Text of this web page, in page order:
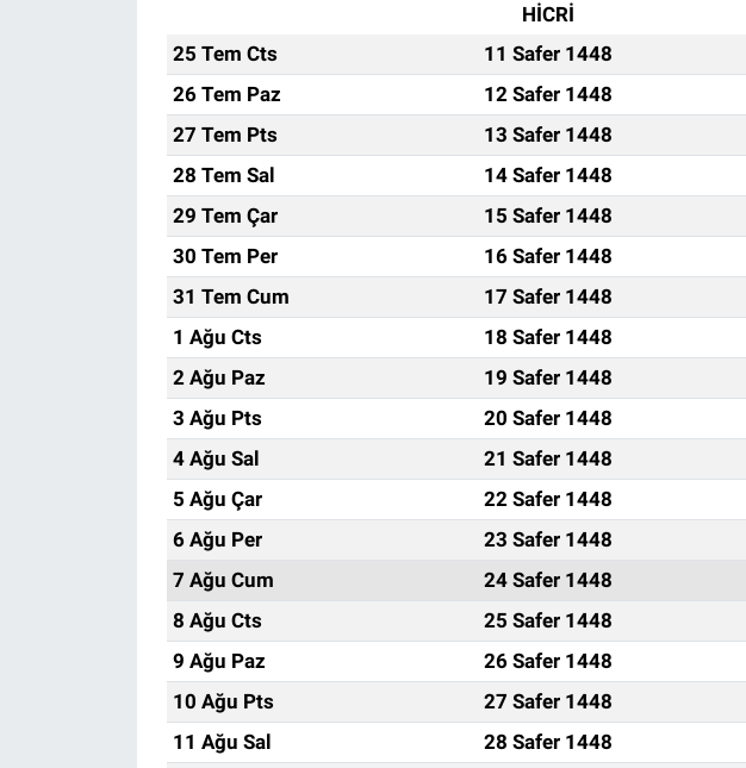
HİCRİ
25 Tem Cts
11 Safer 1448
26 Tem Paz
12 Safer 1448
27 Tem Pts
13 Safer 1448
28 Tem Sal
14 Safer 1448
29 Tem Çar
15 Safer 1448
30 Tem Per
16 Safer 1448
31 Tem Cum
17 Safer 1448
1 Ağu Cts
18 Safer 1448
2 Ağu Paz
19 Safer 1448
3 Ağu Pts
20 Safer 1448
4 Ağu Sal
21 Safer 1448
5 Ağu Çar
22 Safer 1448
6 Ağu Per
23 Safer 1448
7 Ağu Cum
24 Safer 1448
8 Ağu Cts
25 Safer 1448
9 Ağu Paz
26 Safer 1448
10 Ağu Pts
27 Safer 1448
11 Ağu Sal
28 Safer 1448
Bilim ve Teknoloji